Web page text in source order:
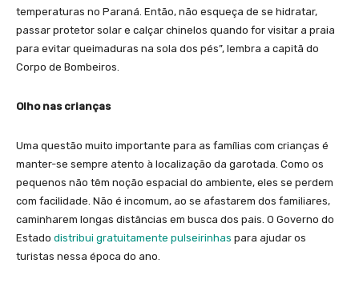
temperaturas no Paraná. Então, não esqueça de se hidratar,
passar protetor solar e calçar chinelos quando for visitar a praia
para evitar queimaduras na sola dos pés”, lembra a capitã do
Corpo de Bombeiros.
Olho nas crianças
Uma questão muito importante para as famílias com crianças é
manter-se sempre atento à localização da garotada. Como os
pequenos não têm noção espacial do ambiente, eles se perdem
com facilidade. Não é incomum, ao se afastarem dos familiares,
caminharem longas distâncias em busca dos pais. O Governo do
Estado distribui gratuitamente pulseirinhas para ajudar os
turistas nessa época do ano.